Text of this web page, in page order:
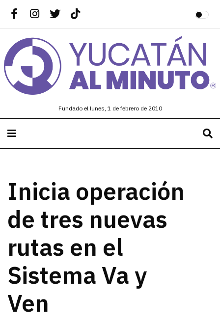
Fundado el lunes, 1 de febrero de 2010
Inicia operación
de tres nuevas
rutas en el
Sistema Va y
Ven